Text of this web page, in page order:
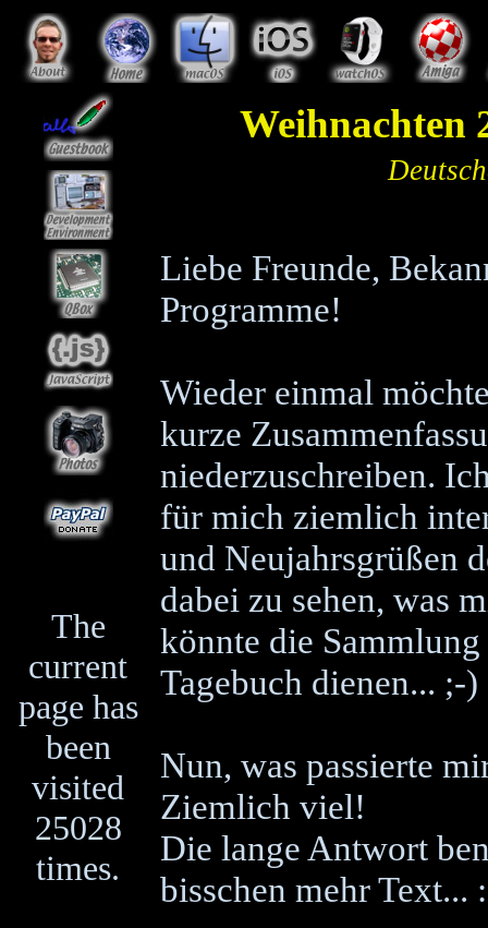
The
current
page has
been
visited
25028
times.
Weihnachten
Liebe Freunde,
Programme!
Wieder einmal
kurze
niederzuschreiben.
für mich ziemlich
und Neujahrsgrüßen
dabei zu sehen, was
könnte die
Tagebuch dienen... ;-)
Nun, was passierte
Ziemlich viel!
Die lange Antwort
bisschen mehr Text...